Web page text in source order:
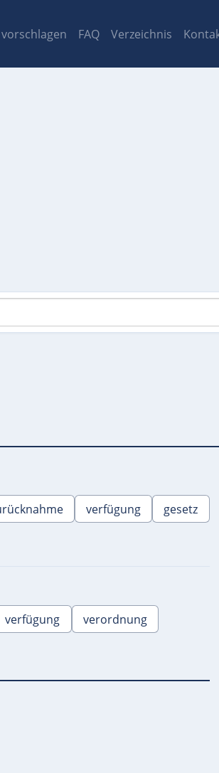
FAQ Verzeichnis
verfügung
gesetz
verfügung verordnung